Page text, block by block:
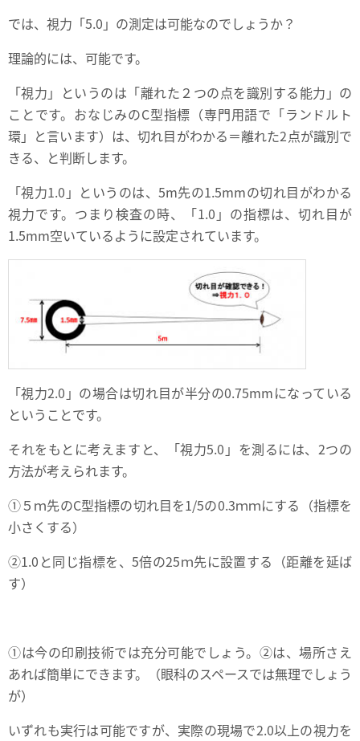
では、視力「5.0」の測定は可能なのでしょうか？
理論的には、可能です。
「視力」というのは「離れた２つの点を識別する能力」の
ことです。おなじみのC型指標（専門用語で「ランドルト
環」と言います）は、切れ目がわかる＝離れた2点が識別で
きる、と判断します。
「視力1.0」というのは、5m先の1.5mmの切れ目がわかる
視力です。つまり検査の時、「1.0」の指標は、切れ目が
1.5mm空いているように設定されています。
「視力2.0」の場合は切れ目が半分の0.75mmになっている
ということです。
それをもとに考えますと、「視力5.0」を測るには、2つの
方法が考えられます。
①５ｍ先のC型指標の切れ目を1/5の0.3ｍｍにする（指標を
小さくする）
②1.0と同じ指標を、5倍の25ｍ先に設置する（距離を延ば
す）
①は今の印刷技術では充分可能でしょう。②は、場所さえ
あれば簡単にできます。（眼科のスペースでは無理でしょう
が）
いずれも実行は可能ですが、実際の現場で2.0以上の視力を